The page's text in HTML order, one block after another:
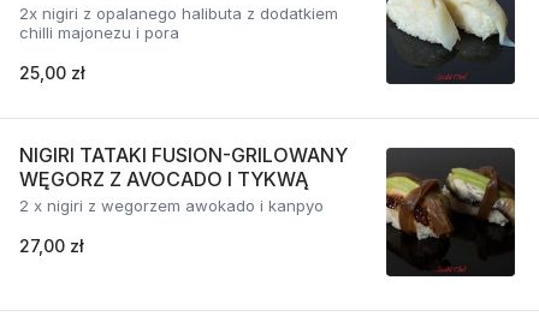
2x nigiri z opalanego halibuta z dodatkiem
chilli majonezu i pora
25,00 zł
NIGIRI TATAKI FUSION-GRILOWANY
WĘGORZ Z AVOCADO I TYKWĄ
2 x nigiri z wegorzem awokado i kanpyo
27,00 zł